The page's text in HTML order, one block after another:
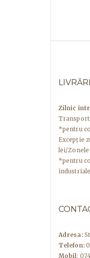
Zilnic
Transport
*pentru
Excepţie
lei/Zonele
*pentru
Adresa:
Telefon:
Mobil: